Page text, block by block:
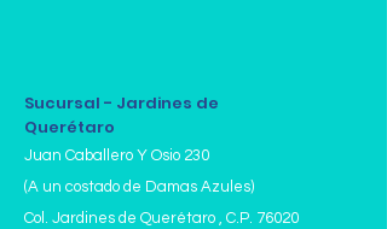
Sucursal - Jardines de
Querétaro
Juan Caballero Y Osio 230
(A un costado de Damas Azules)
Col. Jardines de Querétaro , C.P. 76020